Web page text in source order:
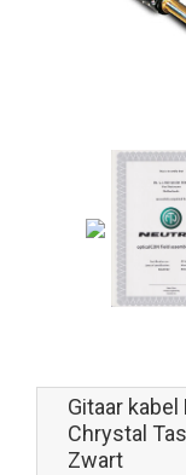
Gitaar
Chrystal
Zwart